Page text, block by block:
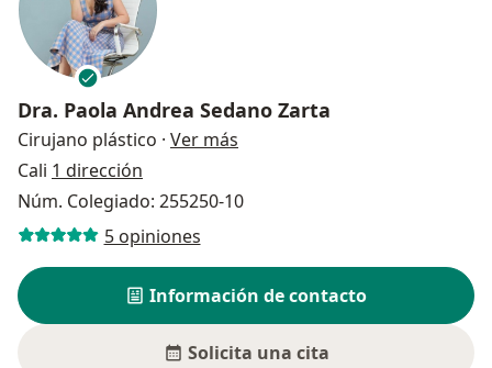
Dra. Paola Andrea Sedano Zarta
Cirujano plástico · Ver más
Cali 1 dirección
Núm. Colegiado: 255250-10
5 opiniones
Información de contacto
Solicita una cita